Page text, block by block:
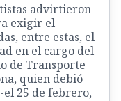
advirtieron
exigir el
entre estas, el
en el cargo del
de Transporte
quien debió
25 de febrero,